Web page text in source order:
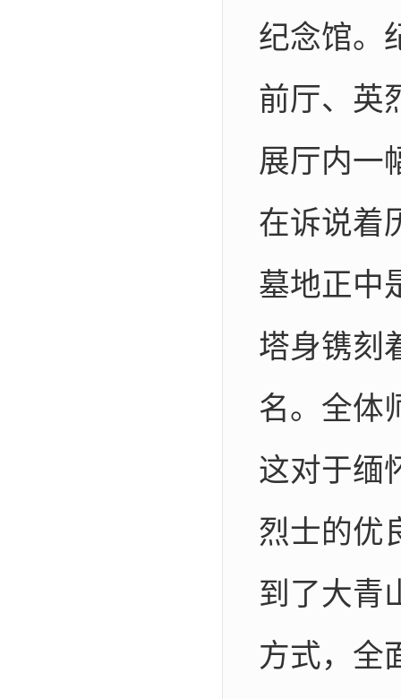
纪念馆。
前厅、英
展厅内一
在诉说着
墓地正中
塔身镌刻
名。 全体
这对于缅
烈士的优
到了大青
方式，全